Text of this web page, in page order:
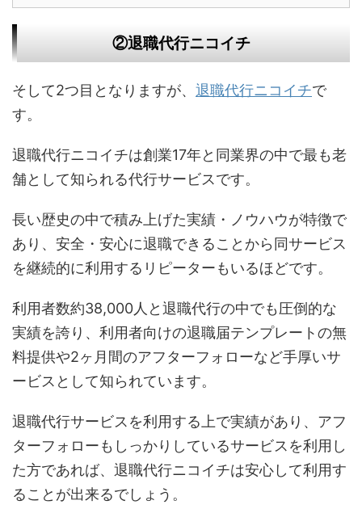
②退職代行ニコイチ
そして2つ目となりますが、 退職代行ニコイチで
す。
退職代行ニコイチは創業17年と同業界の中で最も老
舗として知られる代行サービスです。
長い歴史の中で積み上げた実績・ノウハウが特徴で
あり、安全・安心に退職できることから同サービス
を継続的に利用するリピーターもいるほどです。
利用者数約38,000人と退職代行の中でも圧倒的な
実績を誇り、利用者向けの退職届テンプレートの無
料提供や2ヶ月間のアフターフォローなど手厚いサ
ービスとして知られています。
退職代行サービスを利用する上で実績があり、アフ
ターフォローもしっかりしているサービスを利用し
た方であれば、退職代行ニコイチは安心して利用す
ることが出来るでしょう。